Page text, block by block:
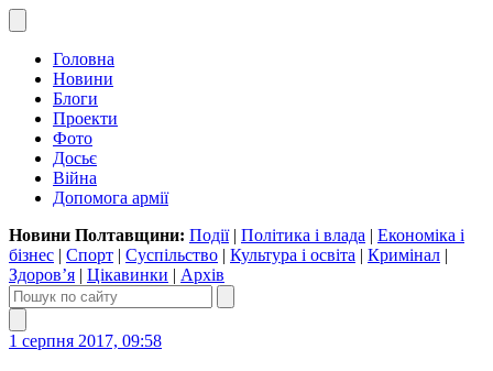
Головна
Новини
Блоги
Проекти
Фото
Досьє
Війна
Допомога армії
Новини Полтавщини: Події| Політика і влада | Економіка і
бізнес | Спорт | Суспільство | Культура і освіта | Кримінал |
Здоров’я | Цікавинки | Архів
1 серпня 2017, 09:58